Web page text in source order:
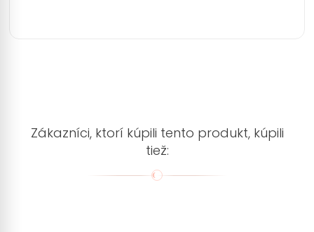
Zákazníci, ktorí kúpili tento produkt, kúpili
tiež: